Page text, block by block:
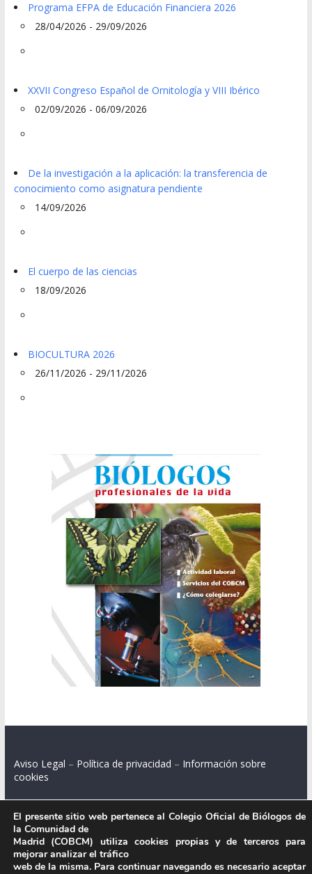
Programa EFPA de Educación Financiera 2026
28/04/2026 - 29/09/2026
XXVII Congreso Español de Ornitología y VIII Ibérico
02/09/2026 - 06/09/2026
De la investigación a la aplicación: la transferencia de
conocimiento como asignatura pendiente
14/09/2026
El cuerpo de las ciencias
18/09/2026
BIOCULTURA 2026
26/11/2026 - 29/11/2026
Aviso Legal – Política de privacidad – Información sobre
cookies
Colegio Oficial de Biólogos de la Comunidad de Madrid.
C/ Santa Engracia 108, 2º int.izq. 28003 Madrid.
El presente sitio web pertenece al Colegio Oficial de Biólogos de
la Comunidad de
Madrid (COBCM) utiliza cookies propias y de terceros para
mejorar analizar el tráfico
web de la misma. Para continuar navegando es necesario aceptar